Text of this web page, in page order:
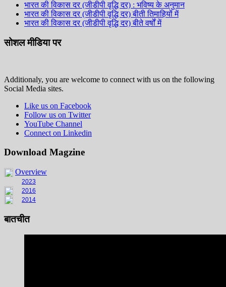
भारत की विकास दर (जीडीपी वृद्धि दर) : भविष्य के अनुमान
भारत की विकास दर (जीडीपी वृद्धि दर) बीती तिमाहियों में
भारत की विकास दर (जीडीपी वृद्धि दर) बीते वर्षों में
सोशल मीडिया पर
Additionaly, you are welcome to connect with us on the following
Social Media sites.
Like us on Facebook
Follow us on Twitter
YouTube Channel
Connect on Linkedin
Download Magzine
Overview
2023
2016
2014
बातचीत